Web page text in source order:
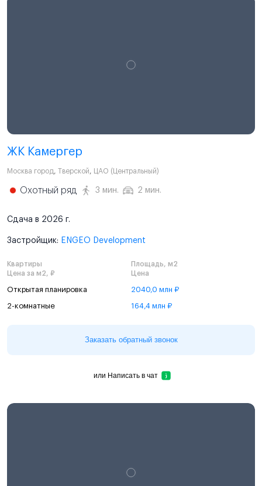
ЖК Камергер
Москва город, Тверской, ЦАО (Центральный)
Охотный ряд 3 мин. 2 мин.
Сдача в 2026 г.
Застройщик: ENGEO Development
Квартиры
Площадь, м2
Цена за м2, ₽
Цена
Открытая планировка 2040,0 млн ₽
2-комнатные 164,4 млн ₽
Заказать обратный звонок
или Написать в чат